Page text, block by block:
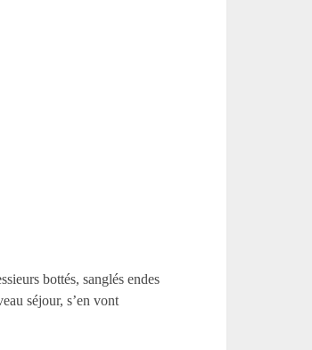
bottés, sanglés endes
séjour, s’en vont